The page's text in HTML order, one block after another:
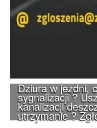
Dziura w jezdni,
sygnalizacji ?
kanalizacji
utrzymanie ?